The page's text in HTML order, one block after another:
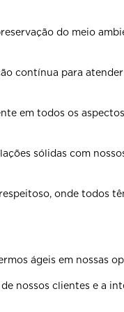
do meio
contínua para
em todos os
sólidas com
onde todos
ágeis em nossas
nossos clientes e a